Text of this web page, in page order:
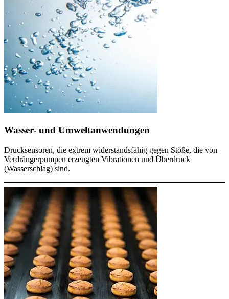
Wasser- und Umweltanwendungen
Drucksensoren, die extrem widerstandsfähig gegen Stöße, die von
Verdrängerpumpen erzeugten Vibrationen und Überdruck
(Wasserschlag) sind.